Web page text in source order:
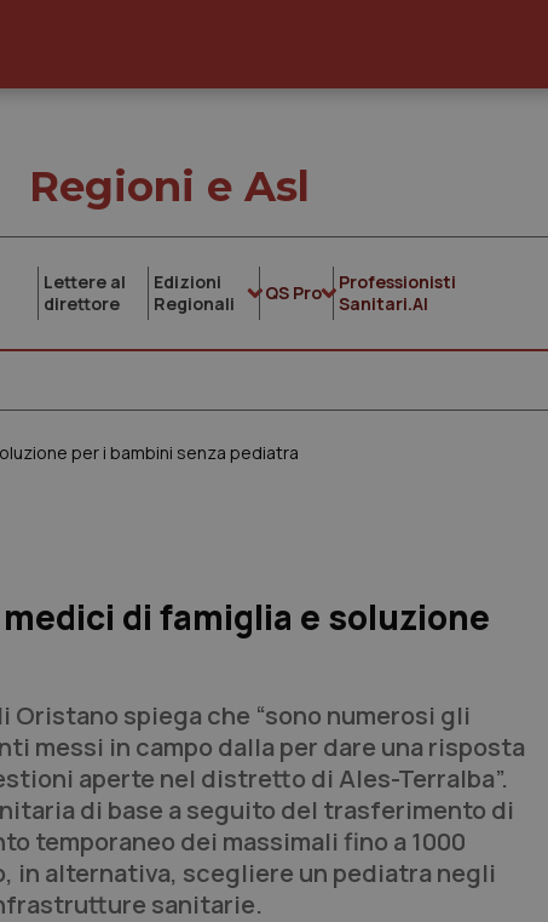
Regioni e Asl
Lettere al
direttore
Edizioni
Regionali
QS Pro
Professionisti
Sanitari.AI
per i bambini senza pediatra
di famiglia e soluzione
Oristano spiega che “sono numerosi gli
messi in campo dalla per dare una risposta
aperte nel distretto di Ales-Terralba”.
di base a seguito del trasferimento di
temporaneo dei massimali fino a 1000
alternativa, scegliere un pediatra negli
sanitarie.